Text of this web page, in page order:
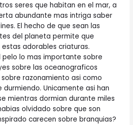
seres que habitan en el mar, a
abundante mas intriga saber
El hecho de que sean las
del planeta permite que
adorables criaturas.
pelo lo mas importante sobre
sobre las oceanograficos
razonamiento asi­ como
Unicamente asi han
mientras dormian durante miles
olvidado sobre que son
carecen sobre branquias?